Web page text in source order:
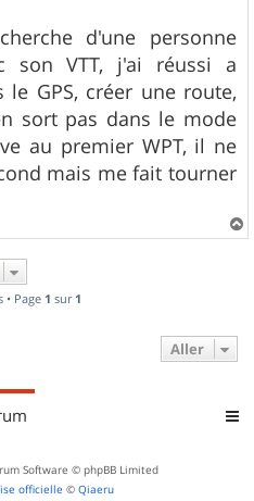
d'une personne
son VTT, j'ai réussi a
le GPS, créer une route,
sort pas dans le mode
au premier WPT, il ne
mais me fait tourner
a
• Page 1 sur 1
Aller
Software © phpBB Limited
officielle © Qiaeru